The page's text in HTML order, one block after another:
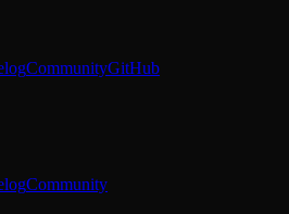
CommunityGitHub
Community